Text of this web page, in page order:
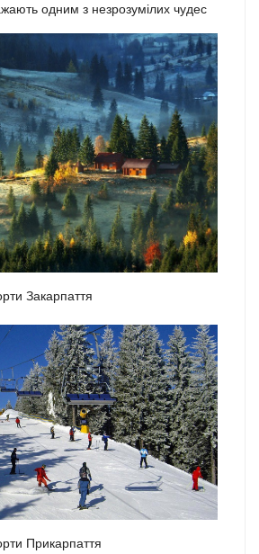
одним з незрозумілих чудес
Закарпаття
Прикарпаття